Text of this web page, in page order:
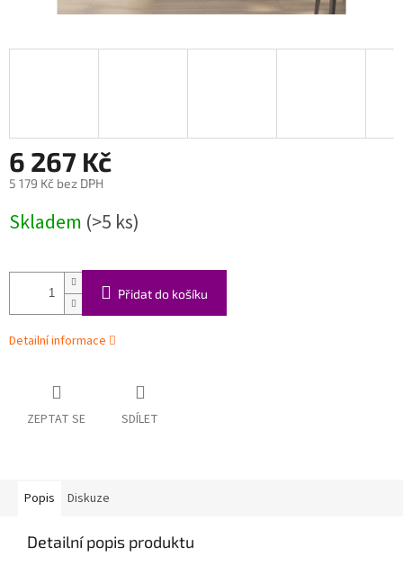
6 267 Kč
5 179 Kč bez DPH
cena:
Skladem (>5 ks)
Přidat do košíku
Detailní informace
ZEPTAT SE SDÍLET
Popis Diskuze
Detailní popis produktu